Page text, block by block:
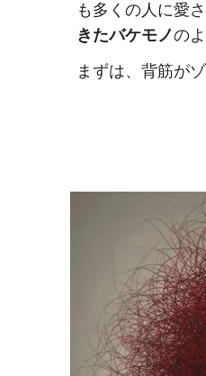
も多くの人に愛
きたバケモノの
まずは、背筋が